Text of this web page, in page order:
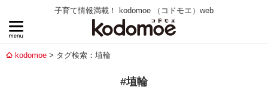
子育て情報満載！ kodomoe （コドモエ）web
kodomoe タグ検索：埴輪
#埴輪